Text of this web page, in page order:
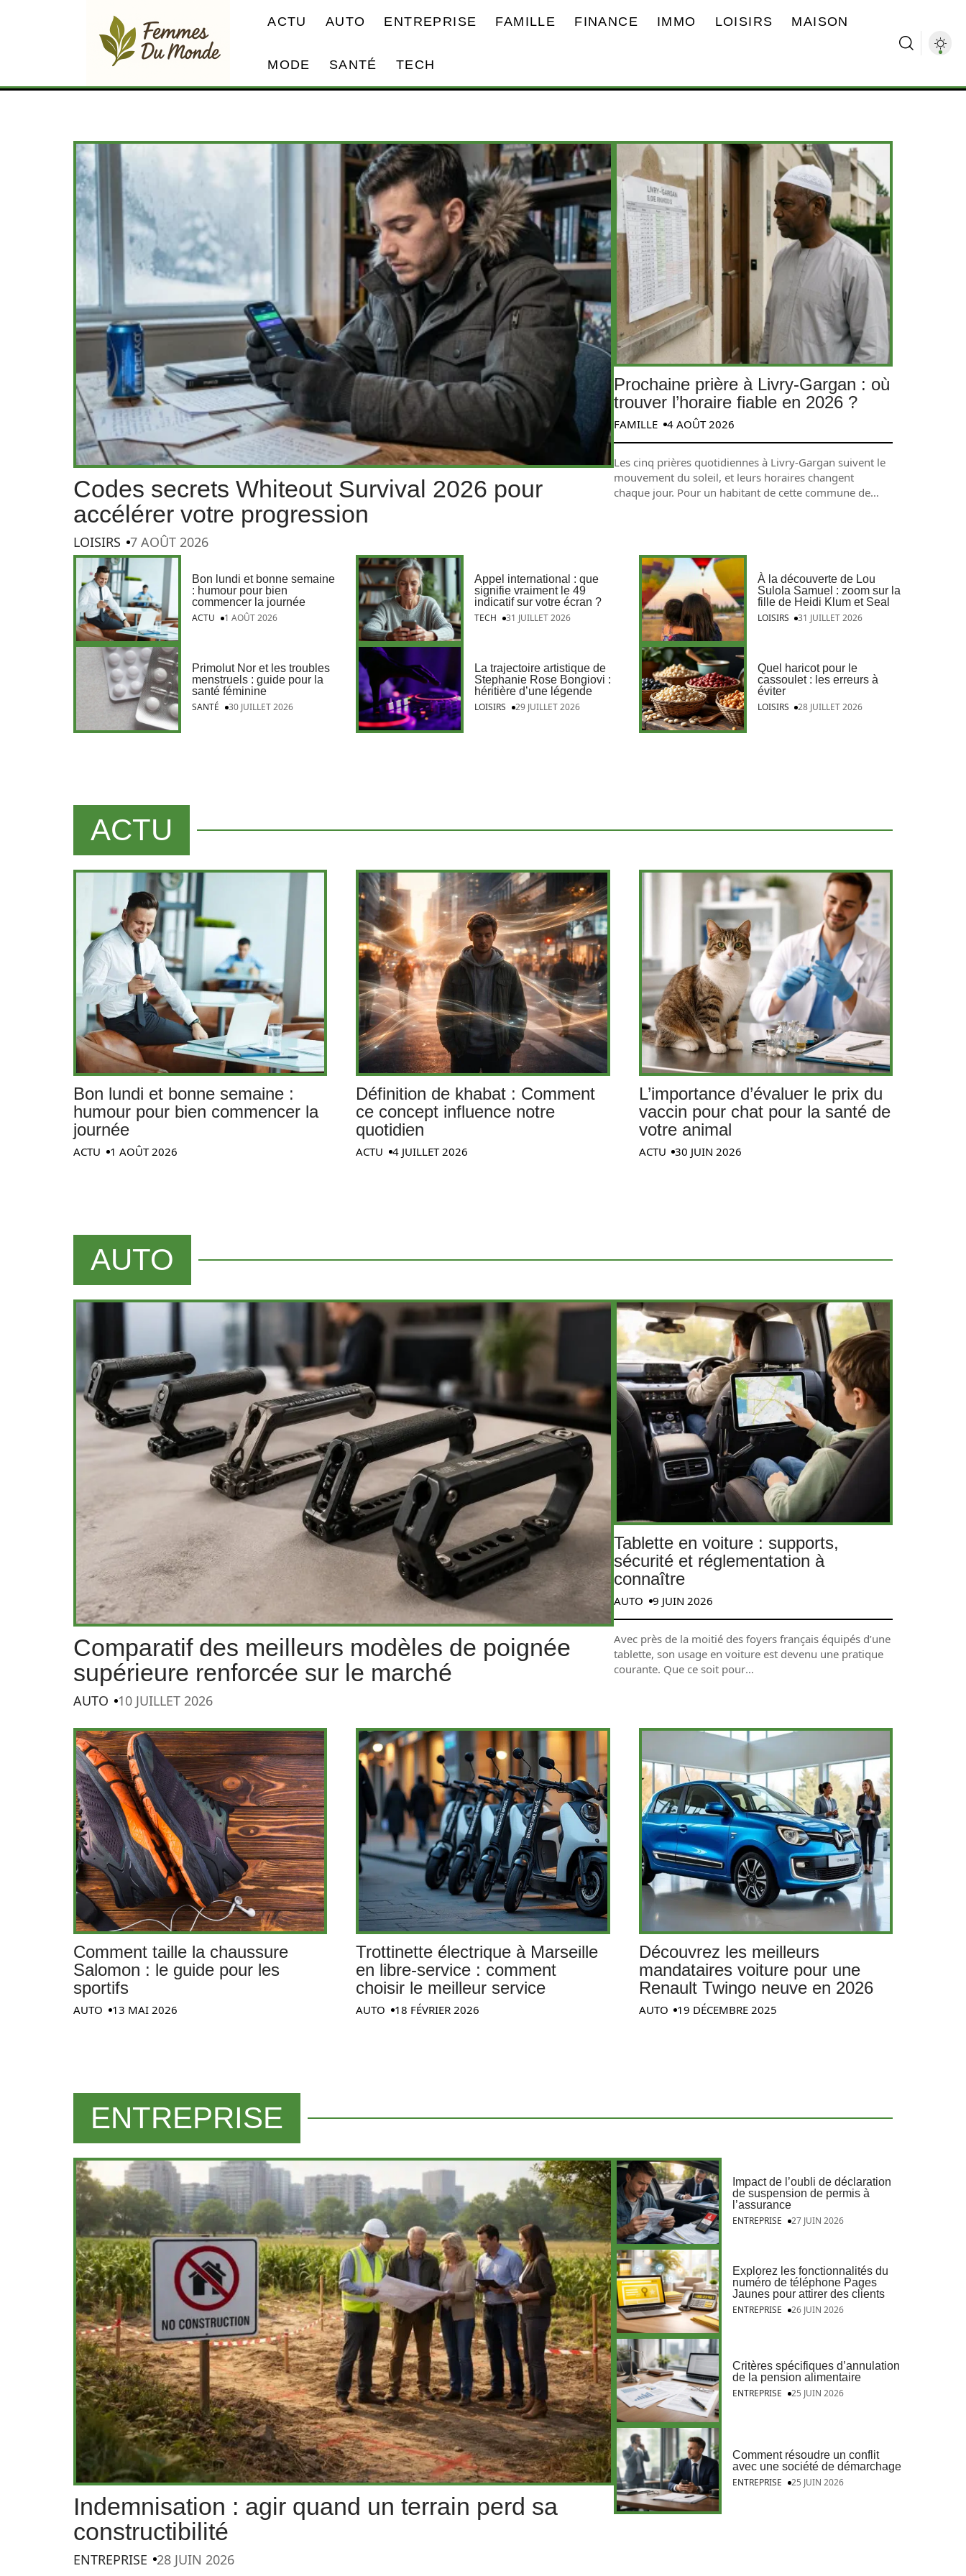
ACTU AUTO ENTREPRISE FAMILLE FINANCE IMMO LOISIRS MAISON
MODE SANTÉ TECH
Codes secrets Whiteout Survival 2026 pour
accélérer votre progression
LOISIRS 7 AOÛT 2026
Prochaine prière à Livry-Gargan : où
trouver l’horaire fiable en 2026 ?
FAMILLE 4 AOÛT 2026
Les cinq prières quotidiennes à Livry-Gargan suivent le
mouvement du soleil, et leurs horaires changent
chaque jour. Pour un habitant de cette commune de…
Bon lundi et bonne semaine
: humour pour bien
commencer la journée
ACTU
1 AOÛT 2026
Appel international : que
signifie vraiment le 49
indicatif sur votre écran ?
TECH
31 JUILLET 2026
À la découverte de Lou
Sulola Samuel : zoom sur la
fille de Heidi Klum et Seal
LOISIRS
31 JUILLET 2026
Primolut Nor et les troubles
menstruels : guide pour la
santé féminine
SANTÉ
30 JUILLET 2026
La trajectoire artistique de
Stephanie Rose Bongiovi :
héritière d’une légende
LOISIRS
29 JUILLET 2026
Quel haricot pour le
cassoulet : les erreurs à
éviter
LOISIRS
28 JUILLET 2026
ACTU
Bon lundi et bonne semaine :
humour pour bien commencer la
journée
ACTU 1 AOÛT 2026
Définition de khabat : Comment
ce concept influence notre
quotidien
ACTU 4 JUILLET 2026
L’importance d’évaluer le prix du
vaccin pour chat pour la santé de
votre animal
ACTU 30 JUIN 2026
AUTO
Comparatif des meilleurs modèles de poignée
supérieure renforcée sur le marché
AUTO 10 JUILLET 2026
Tablette en voiture : supports,
sécurité et réglementation à
connaître
AUTO 9 JUIN 2026
Avec près de la moitié des foyers français équipés d’une
tablette, son usage en voiture est devenu une pratique
courante. Que ce soit pour…
Comment taille la chaussure
Salomon : le guide pour les
sportifs
AUTO 13 MAI 2026
Trottinette électrique à Marseille
en libre-service : comment
choisir le meilleur service
AUTO 18 FÉVRIER 2026
Découvrez les meilleurs
mandataires voiture pour une
Renault Twingo neuve en 2026
AUTO 19 DÉCEMBRE 2025
ENTREPRISE
Indemnisation : agir quand un terrain perd sa
constructibilité
ENTREPRISE 28 JUIN 2026
Impact de l’oubli de déclaration
de suspension de permis à
l’assurance
ENTREPRISE
27 JUIN 2026
Explorez les fonctionnalités du
numéro de téléphone Pages
Jaunes pour attirer des clients
ENTREPRISE
26 JUIN 2026
Critères spécifiques d’annulation
de la pension alimentaire
ENTREPRISE
25 JUIN 2026
Comment résoudre un conflit
avec une société de démarchage
ENTREPRISE
25 JUIN 2026